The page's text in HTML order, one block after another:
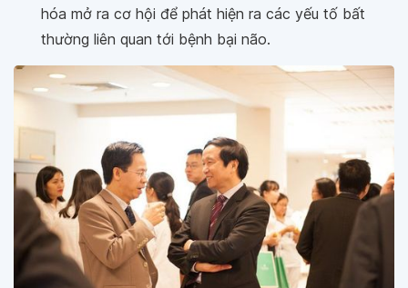
hóa mở ra cơ hội để phát hiện ra các yếu tố bất
thường liên quan tới bệnh bại não.